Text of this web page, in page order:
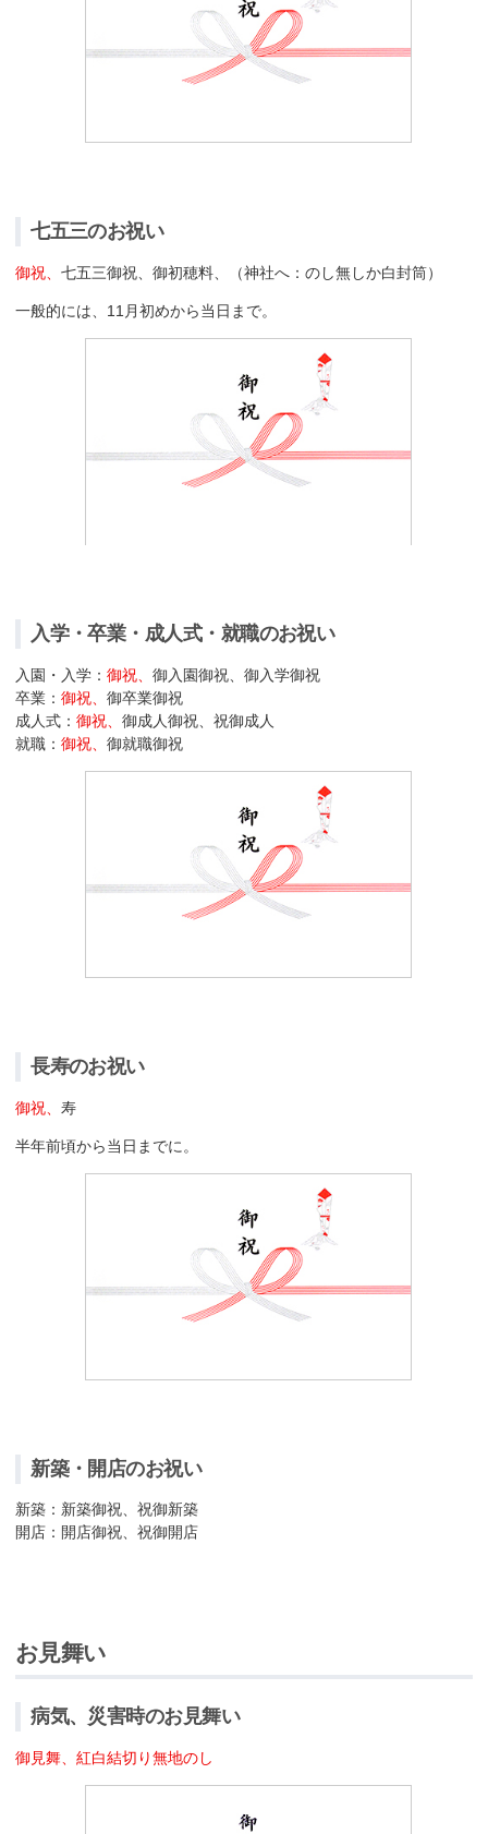
七五三のお祝い
御祝、 七五三御祝、御初穂料、（神社へ：のし無しか白封筒）
一般的には、11月初めから当日まで。
入学・卒業・成人式・就職のお祝い
入園・入学： 御祝、 御入園御祝、御入学御祝
卒業： 御祝、 御卒業御祝
成人式： 御祝、 御成人御祝、祝御成人
就職： 御祝、 御就職御祝
長寿のお祝い
御祝、 寿
半年前頃から当日までに。
新築・開店のお祝い
新築：新築御祝、祝御新築
開店：開店御祝、祝御開店
お見舞い
病気、災害時のお見舞い
御見舞、紅白結切り無地のし